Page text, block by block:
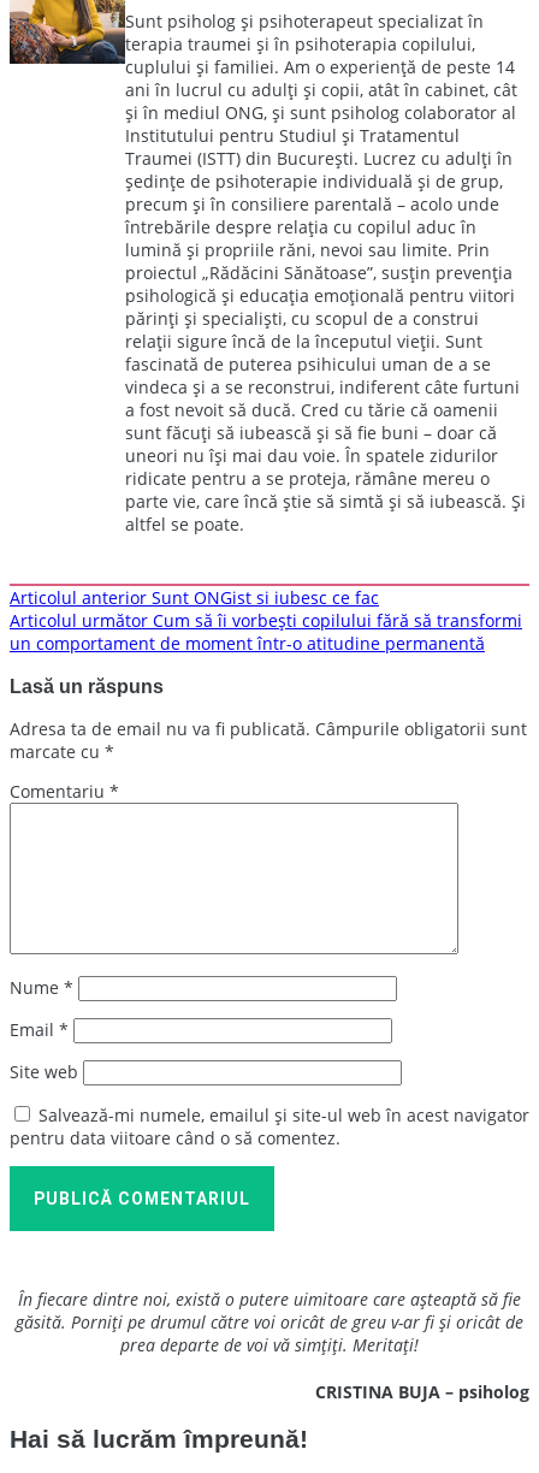
Sunt psiholog și psihoterapeut specializat în
terapia traumei și în psihoterapia copilului,
cuplului și familiei. Am o experiență de peste 14
ani în lucrul cu adulți și copii, atât în cabinet, cât
și în mediul ONG, și sunt psiholog colaborator al
Institutului pentru Studiul și Tratamentul
Traumei (ISTT) din București. Lucrez cu adulți în
ședințe de psihoterapie individuală și de grup,
precum și în consiliere parentală – acolo unde
întrebările despre relația cu copilul aduc în
lumină și propriile răni, nevoi sau limite. Prin
proiectul „Rădăcini Sănătoase”, susțin prevenția
psihologică și educația emoțională pentru viitori
părinți și specialiști, cu scopul de a construi
relații sigure încă de la începutul vieții. Sunt
fascinată de puterea psihicului uman de a se
vindeca și a se reconstrui, indiferent câte furtuni
a fost nevoit să ducă. Cred cu tărie că oamenii
sunt făcuți să iubească și să fie buni – doar că
uneori nu își mai dau voie. În spatele zidurilor
ridicate pentru a se proteja, rămâne mereu o
parte vie, care încă știe să simtă și să iubească. Și
altfel se poate.
Navigare
în
articole
Articolul anterior Sunt ONGist si iubesc ce fac
Articolul următor Cum să îi vorbești copilului fără să transformi
un comportament de moment într-o atitudine permanentă
Lasă un răspuns
Adresa ta de email nu va fi publicată. Câmpurile obligatorii sunt
marcate cu *
Comentariu *
Nume *
Email *
Site web
Salvează-mi numele, emailul și site-ul web în acest navigator
pentru data viitoare când o să comentez.
PUBLICĂ COMENTARIUL
În fiecare dintre noi, există o putere uimitoare care așteaptă să fie
găsită. Porniți pe drumul către voi oricât de greu v-ar fi și oricât de
prea departe de voi vă simțiți. Meritați!
CRISTINA BUJA – psiholog
Hai să lucrăm împreună!